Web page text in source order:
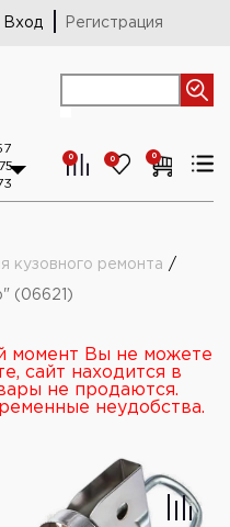
Вход Регистрация
0 0 0
кузовного ремонта /
(06621)
момент Вы не можете
сайт находится в
не продаются.
неудобства.